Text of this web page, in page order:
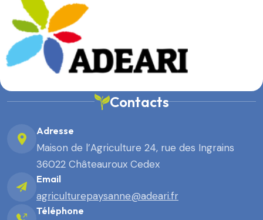
Contacts
Adresse
Maison de l’Agriculture 24, rue des Ingrains
36022 Châteauroux Cedex
Email
agriculturepaysanne@adeari.fr
Téléphone